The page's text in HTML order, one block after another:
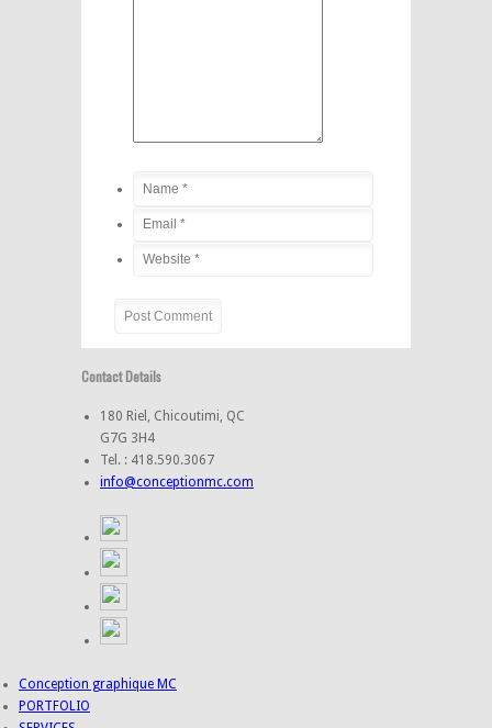
Contact Details
180 Riel, Chicoutimi, QC
G7G 3H4
Tel. : 418.590.3067
info@conceptionmc.com
Conception graphique MC
PORTFOLIO